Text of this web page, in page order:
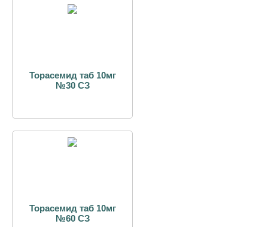
Торасемид таб 10мг
№30 СЗ
Торасемид таб 10мг
№60 СЗ